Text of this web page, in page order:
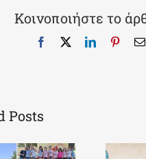
Κοινοποιήστε το
Facebook LinkedIn
Posts